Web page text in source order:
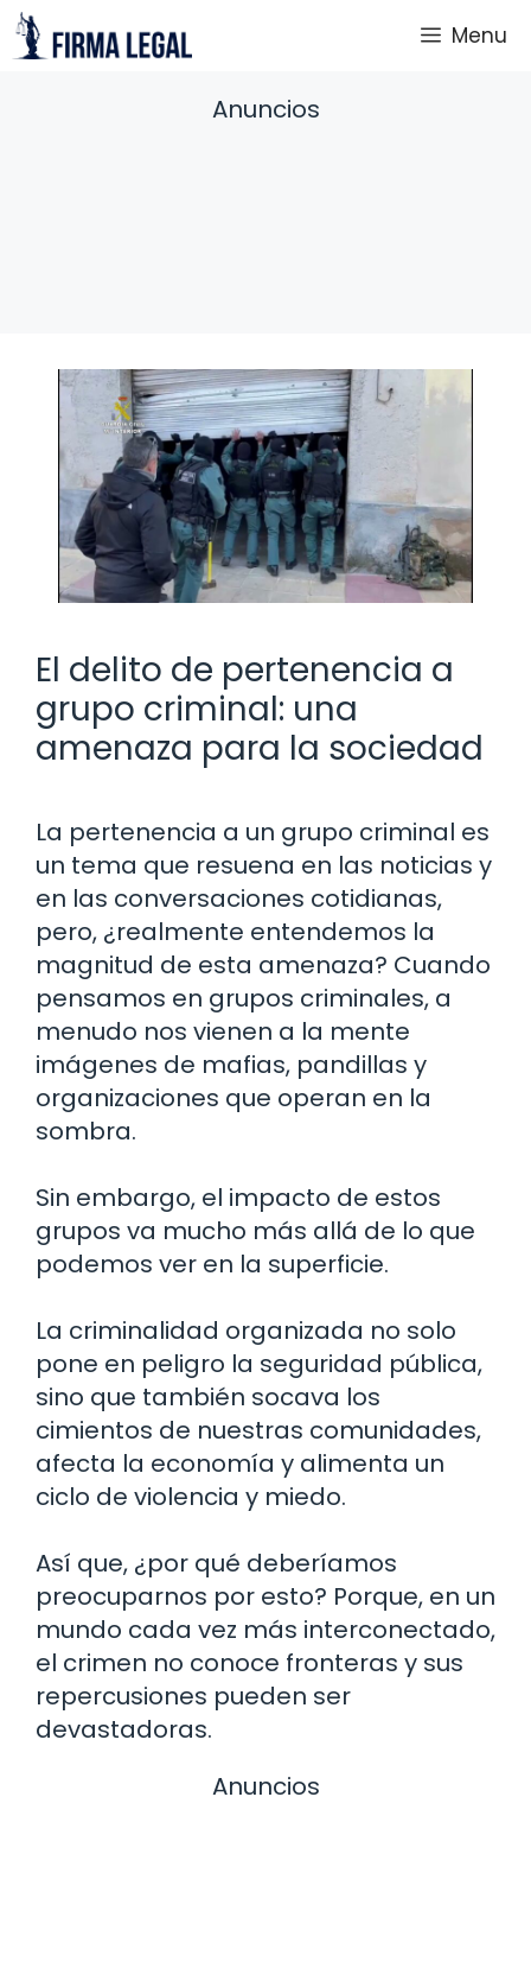
Saltar
al
Menu
Anuncios
El delito de pertenencia a
grupo criminal: una
amenaza para la sociedad
La pertenencia a un grupo criminal es
un tema que resuena en las noticias y
en las conversaciones cotidianas,
pero, ¿realmente entendemos la
magnitud de esta amenaza? Cuando
pensamos en grupos criminales, a
menudo nos vienen a la mente
imágenes de mafias, pandillas y
organizaciones que operan en la
sombra.
Sin embargo, el impacto de estos
grupos va mucho más allá de lo que
podemos ver en la superficie.
La criminalidad organizada no solo
pone en peligro la seguridad pública,
sino que también socava los
cimientos de nuestras comunidades,
afecta la economía y alimenta un
ciclo de violencia y miedo.
Así que, ¿por qué deberíamos
preocuparnos por esto? Porque, en un
mundo cada vez más interconectado,
el crimen no conoce fronteras y sus
repercusiones pueden ser
devastadoras.
Anuncios